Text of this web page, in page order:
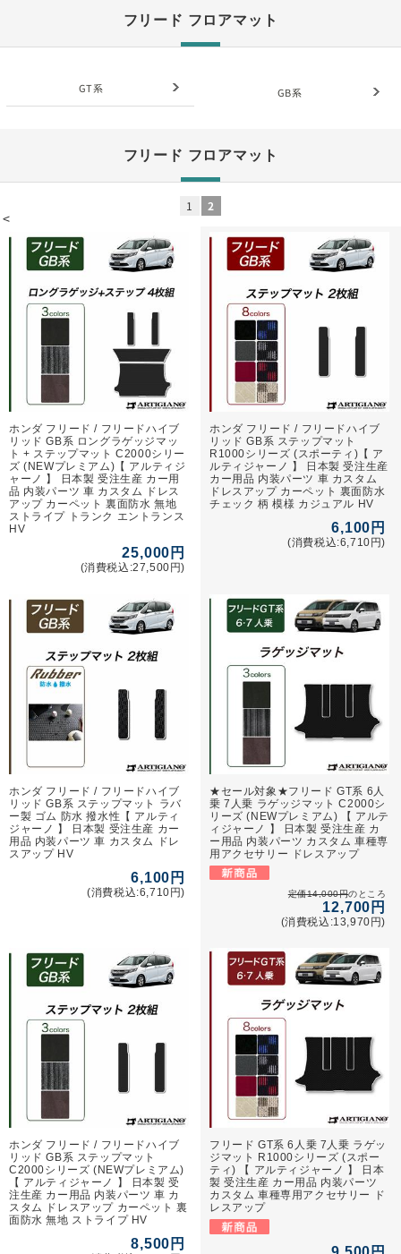
フリード フロアマット
GT系 GB系
フリード フロアマット
<
1 2
ホンダ フリード / フリードハイブ
リッド GB系 ロングラゲッジマッ
ト + ステップマット C2000シリー
ズ (NEWプレミアム)【 アルティジ
ャーノ 】 日本製 受注生産 カー用
品 内装パーツ 車 カスタム ドレス
アップ カーペット 裏面防水 無地
ストライプ トランク エントランス
HV
25,000円
(消費税込:27,500円)
ホンダ フリード / フリードハイブ
リッド GB系 ステップマット
R1000シリーズ (スポーティ)【 ア
ルティジャーノ 】 日本製 受注生産
カー用品 内装パーツ 車 カスタム
ドレスアップ カーペット 裏面防水
チェック 柄 模様 カジュアル HV
6,100円
(消費税込:6,710円)
ホンダ フリード / フリードハイブ
リッド GB系 ステップマット ラバ
ー製 ゴム 防水 撥水性【 アルティ
ジャーノ 】 日本製 受注生産 カー
用品 内装パーツ 車 カスタム ドレ
スアップ HV
6,100円
(消費税込:6,710円)
★セール対象★フリード GT系 6人
乗 7人乗 ラゲッジマット C2000シ
リーズ (NEWプレミアム) 【 アルテ
ィジャーノ 】 日本製 受注生産 カ
ー用品 内装パーツ カスタム 車種専
用アクセサリー ドレスアップ
定価14,000円のところ
12,700円
(消費税込:13,970円)
ホンダ フリード / フリードハイブ
リッド GB系 ステップマット
C2000シリーズ (NEWプレミアム)
【 アルティジャーノ 】 日本製 受
注生産 カー用品 内装パーツ 車 カ
スタム ドレスアップ カーペット 裏
面防水 無地 ストライプ HV
8,500円
フリード GT系 6人乗 7人乗 ラゲッ
ジマット R1000シリーズ (スポー
ティ) 【 アルティジャーノ 】 日本
製 受注生産 カー用品 内装パーツ
カスタム 車種専用アクセサリー ド
レスアップ